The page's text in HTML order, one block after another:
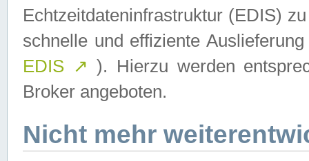
Echtzeitdateninfrastruktur (EDIS)
schnelle und effiziente
EDIS ↗ ). Hierzu werden
Broker angeboten.
Nicht mehr